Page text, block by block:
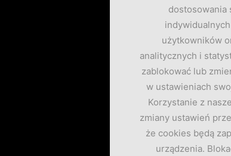
dostosowania
użytkowników
analitycznych i
zablokować lub
w ustawieniach
Korzystanie z
zmiany ustawień
że cookies będą
urządzenia.